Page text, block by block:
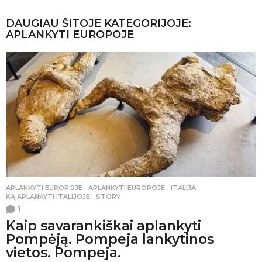
DAUGIAU ŠITOJE KATEGORIJOJE:
APLANKYTI EUROPOJE
APLANKYTI EUROPOJE APLANKYTI EUROPOJE ,ITALIJA
KĄ APLANKYTI ITALIJOJE
,STORY
1
Kaip savarankiškai aplankyti
Pompėją. Pompeja lankytinos
vietos. Pompeja.